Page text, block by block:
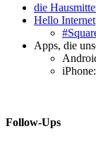
die
Hello Internet
Apps, die
iPhone:
Follow-Ups